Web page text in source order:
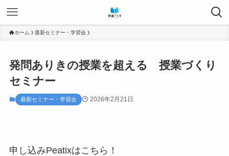
ホーム 最新セミナー・学習会
発問ありきの授業を超える 授業づくり
セミナー
最新セミナー・学習会 2026年2月21日
申し込みPeatixはこちら！